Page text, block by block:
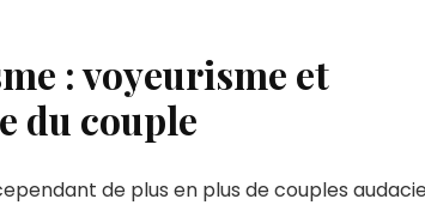
: voyeurisme et
du couple
de plus en plus de couples